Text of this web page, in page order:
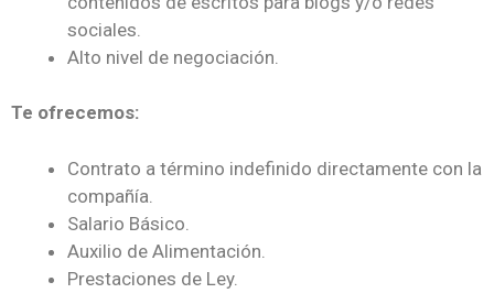
sociales.
Alto nivel de negociación.
Te ofrecemos:
Contrato a término indefinido directamente con la
compañía.
Salario Básico.
Auxilio de Alimentación.
Prestaciones de Ley.